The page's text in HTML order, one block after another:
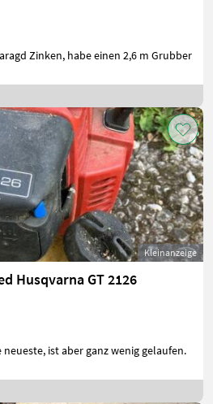
Zinken, habe einen 2,6 m Grubber
Kleinanzeige
Husqvarna GT 2126
ist aber ganz wenig gelaufen.